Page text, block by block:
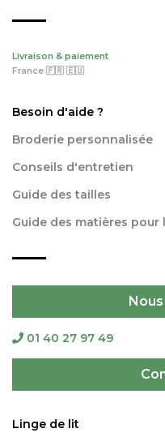
Livraison & paiement
France 🇫🇷 🇪🇺
Besoin d'aide ?
Broderie personnalisée
Conseils d'entretien
Guide des tailles
Guide des matières pour
01 40 27 97 49
Linge de lit